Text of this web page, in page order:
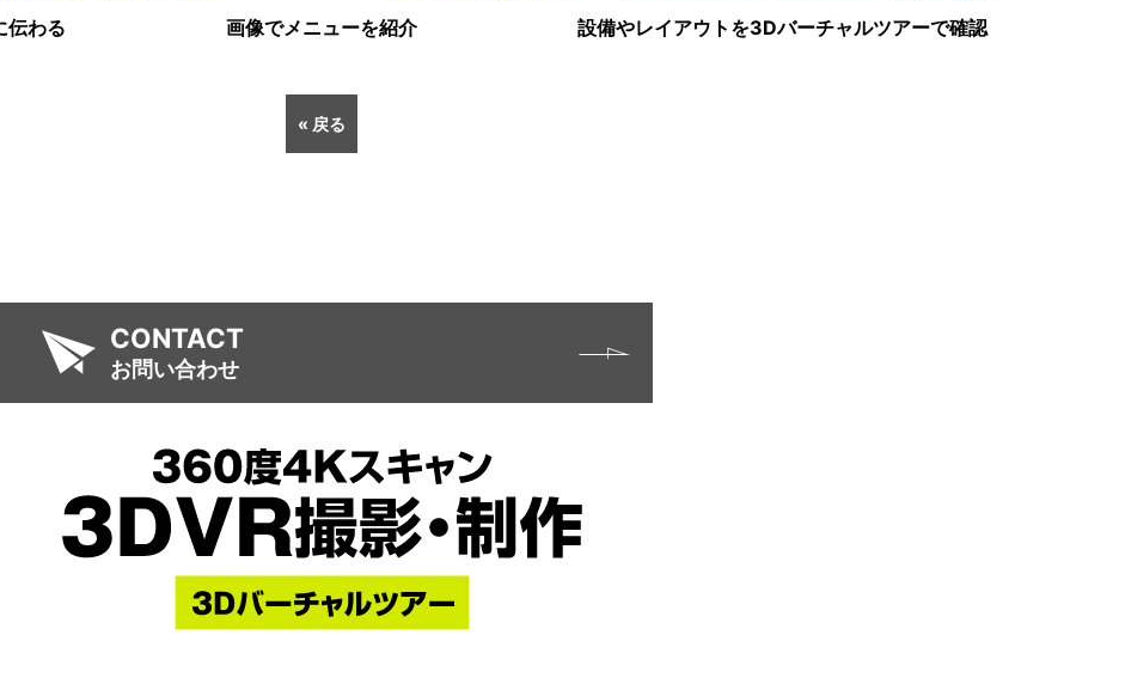
伝わる 画像でメニューを紹介 設備やレイアウトを3Dバーチャルツアーで確認
« 戻る
CONTACT
お問い合わせ